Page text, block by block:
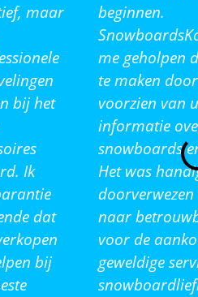
maar
bij het
Ik
dat
bij
beginnen.
me geholpen
te maken
voorzien van
informatie
snowboards
Het was
naar
voor de
geweldige